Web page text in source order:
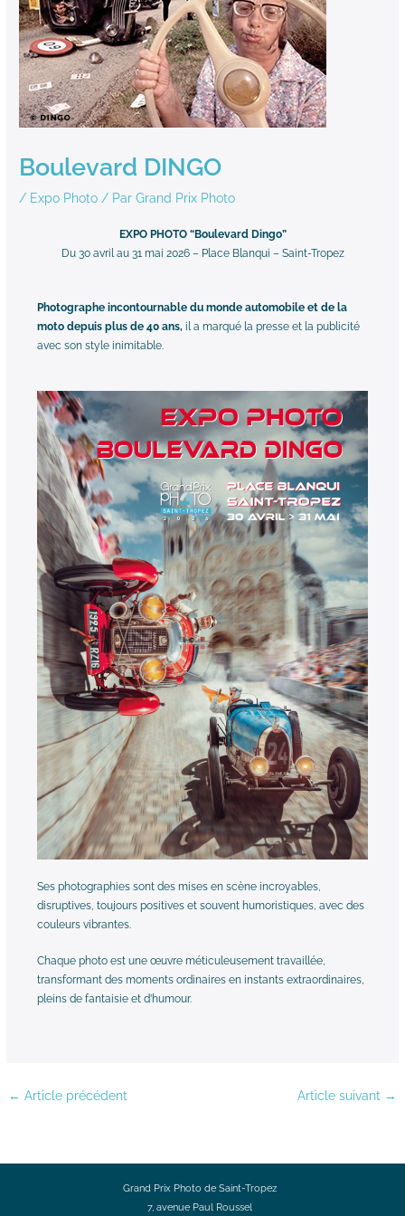
Boulevard DINGO
/ Expo Photo / ParGrand Prix Photo
EXPO PHOTO “Boulevard Dingo”
Du 30 avril au 31 mai 2026 – Place Blanqui – Saint-Tropez
Photographe incontournable du monde automobile et de la
moto depuis plus de 40 ans, il a marqué la presse et la publicité
avec son style inimitable.
Ses photographies sont des mises en scène incroyables,
disruptives, toujours positives et souvent humoristiques, avec des
couleurs vibrantes.
Chaque photo est une œuvre méticuleusement travaillée,
transformant des moments ordinaires en instants extraordinaires,
pleins de fantaisie et d’humour.
← Article précédent Article suivant →
Grand Prix Photo de Saint-Tropez
7, avenue Paul Roussel